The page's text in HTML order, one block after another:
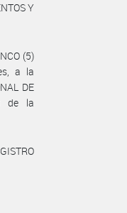
Y
(5)
a la
DE
de la